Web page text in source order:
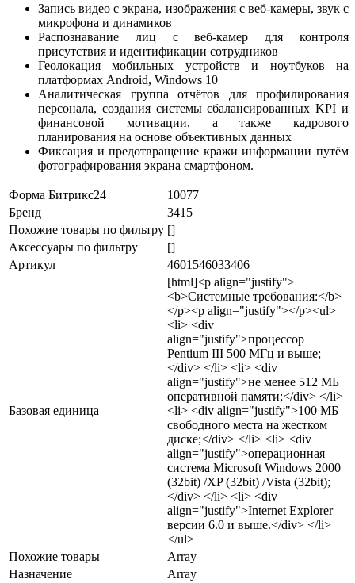
Запись видео с экрана, изображения с веб-камеры, звук с
микрофона и динамиков
Распознавание лиц с веб-камер для контроля
присутствия и идентификации сотрудников
Геолокация мобильных устройств и ноутбуков на
платформах Android, Windows 10
Аналитическая группа отчётов для профилирования
персонала, создания системы сбалансированных KPI и
финансовой мотивации, а также кадрового
планирования на основе объективных данных
Фиксация и предотвращение кражи информации путём
фотографирования экрана смартфоном.
Форма Битрикс24
10077
Бренд
3415
Похожие товары по фильтру []
Аксессуары по фильтру
[]
Артикул
4601546033406
Базовая единица
[html]<p align="justify">
<b>Системные требования:</b>
</p><p align="justify"></p><ul>
<li> <div
align="justify">процессор
Pentium III 500 МГц и выше;
</div> </li> <li> <div
align="justify">не менее 512 МБ
оперативной памяти;</div> </li>
<li> <div align="justify">100 МБ
свободного места на жестком
диске;</div> </li> <li> <div
align="justify">операционная
система Microsoft Windows 2000
(32bit) /XP (32bit) /Vista (32bit);
</div> </li> <li> <div
align="justify">Internet Explorer
версии 6.0 и выше.</div> </li>
</ul>
Похожие товары
Array
Назначение
Array